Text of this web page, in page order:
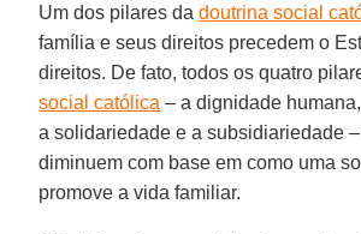
Um dos pilares dadoutrina social
família e seus direitos precedem o
direitos. De fato, todos os quatro
social católica – a dignidade
a solidariedade e a subsidiariedade
diminuem com base em como uma
promove a vida familiar.